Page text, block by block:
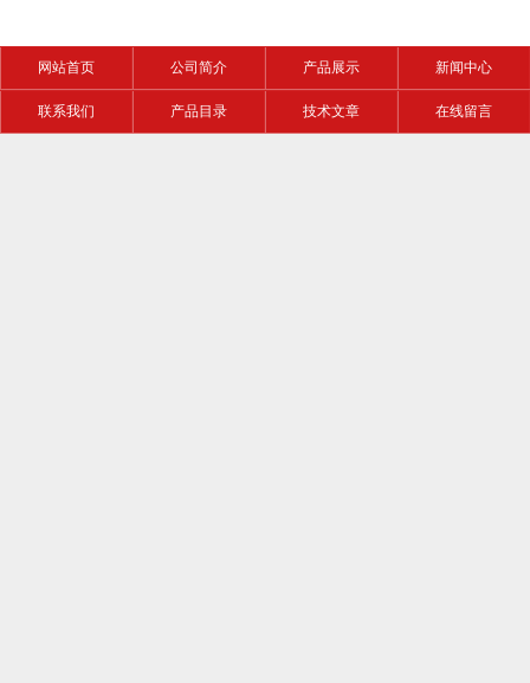
网站首页 公司简介 产品展示 新闻中心
联系我们 产品目录 技术文章 在线留言